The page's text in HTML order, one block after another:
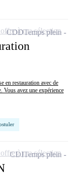
en restauration avec de
Vous avez une expérience
CDDTemps plein
à ma sélection
CDITemps plein
à ma sélection